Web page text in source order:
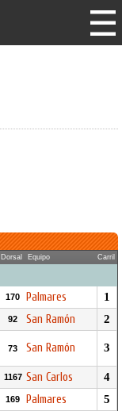
Dorsal Equipo Carril
170 Palmares 1
92 San Ramón 2
73 San Ramón 3
1167 San Carlos 4
169 Palmares 5